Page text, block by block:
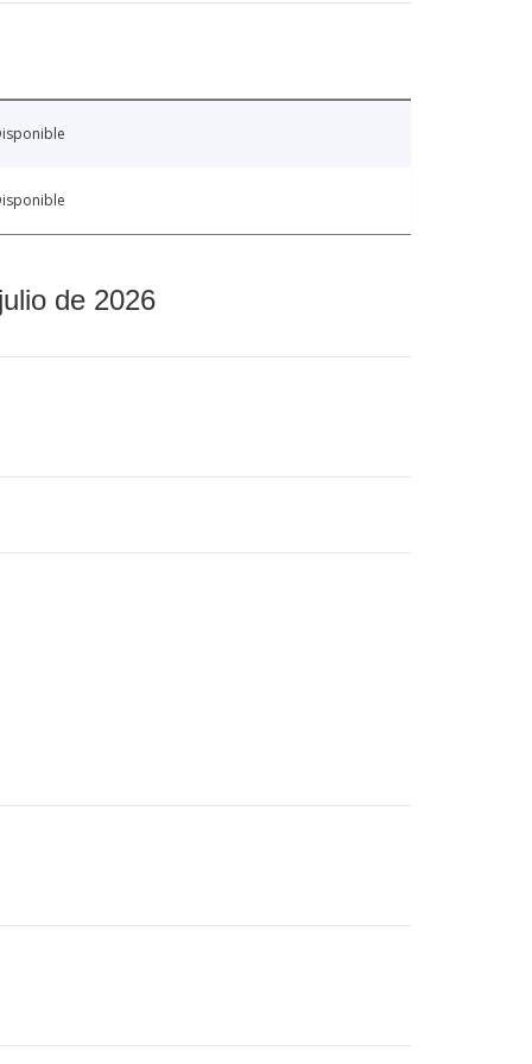
de 2026